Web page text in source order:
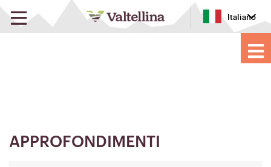
Italiano
APPROFONDIMENTI